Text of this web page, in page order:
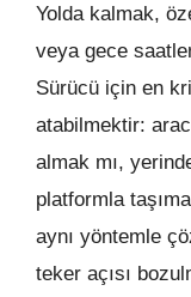
Yolda kalmak,
veya gece
Sürücü için en
atabilmektir:
almak mı,
platformla
aynı yöntemle
teker açısı